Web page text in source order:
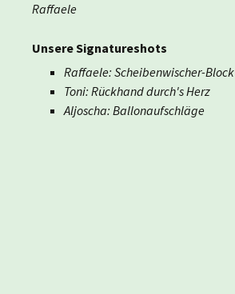
Raffaele
Unsere Signatureshots
Raffaele: Scheibenwischer-Block
Toni: Rückhand durch's Herz
Aljoscha: Ballonaufschläge